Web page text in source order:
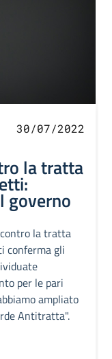
30/07/2022
la tratta
governo
la tratta
conferma gli
per le pari
ampliato
Antitratta".